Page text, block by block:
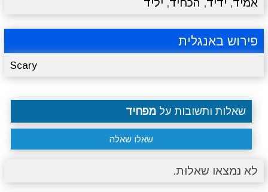
פירוש באנגלית
Scary
שאלות ותשובות על מפחיד
שאלו שאלה
לא נמצאו שאלות.